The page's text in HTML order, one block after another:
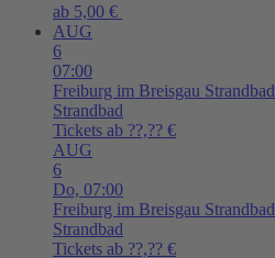
ab 5,00 €
AUG
6
07:00
Freiburg im Breisgau Strandbad
Strandbad
Tickets ab ??,?? €
AUG
6
Do, 07:00
Freiburg im Breisgau Strandbad
Strandbad
Tickets ab ??,?? €